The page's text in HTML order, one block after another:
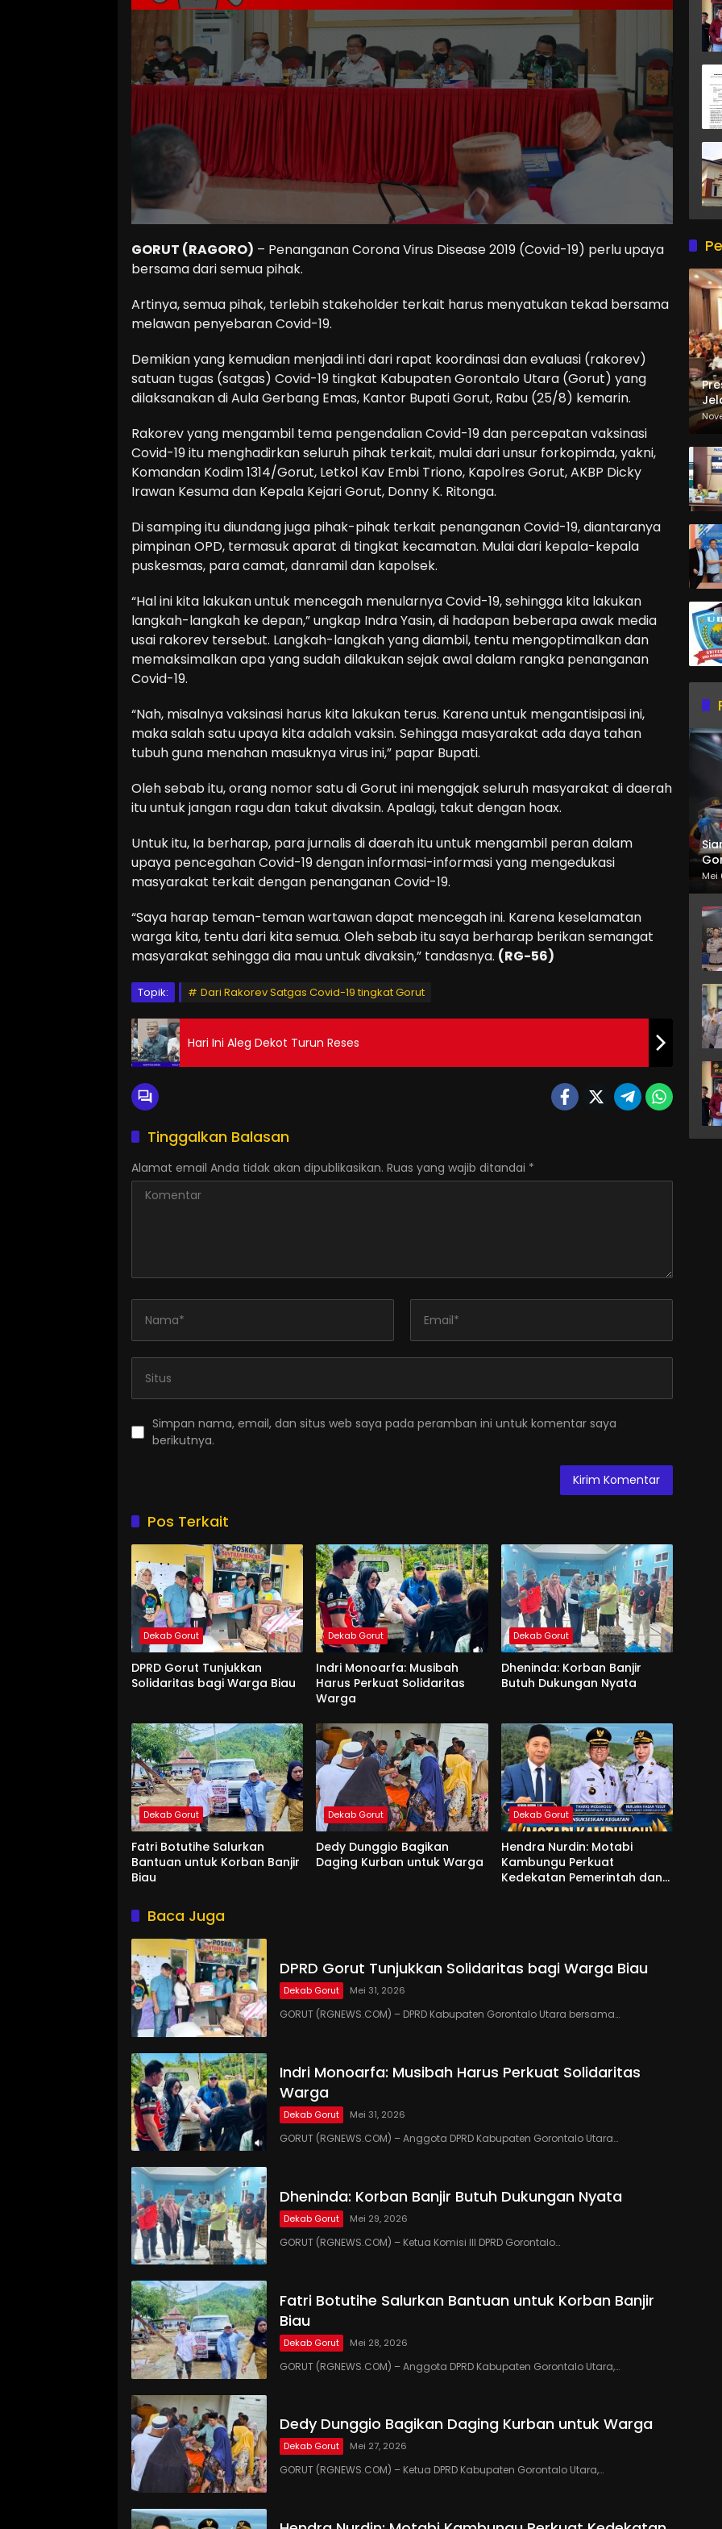
GORUT (RAGORO) – Penanganan Corona Virus Disease 2019 (Covid-19) perlu upaya
bersama dari semua pihak.
Artinya, semua pihak, terlebih stakeholder terkait harus menyatukan tekad bersama
melawan penyebaran Covid-19.
Demikian yang kemudian menjadi inti dari rapat koordinasi dan evaluasi (rakorev)
satuan tugas (satgas) Covid-19 tingkat Kabupaten Gorontalo Utara (Gorut) yang
dilaksanakan di Aula Gerbang Emas, Kantor Bupati Gorut, Rabu (25/8) kemarin.
Rakorev yang mengambil tema pengendalian Covid-19 dan percepatan vaksinasi
Covid-19 itu menghadirkan seluruh pihak terkait, mulai dari unsur forkopimda, yakni,
Komandan Kodim 1314/Gorut, Letkol Kav Embi Triono, Kapolres Gorut, AKBP Dicky
Irawan Kesuma dan Kepala Kejari Gorut, Donny K. Ritonga.
Di samping itu diundang juga pihak-pihak terkait penanganan Covid-19, diantaranya
pimpinan OPD, termasuk aparat di tingkat kecamatan. Mulai dari kepala-kepala
puskesmas, para camat, danramil dan kapolsek.
“Hal ini kita lakukan untuk mencegah menularnya Covid-19, sehingga kita lakukan
langkah-langkah ke depan,” ungkap Indra Yasin, di hadapan beberapa awak media
usai rakorev tersebut. Langkah-langkah yang diambil, tentu mengoptimalkan dan
memaksimalkan apa yang sudah dilakukan sejak awal dalam rangka penanganan
Covid-19.
“Nah, misalnya vaksinasi harus kita lakukan terus. Karena untuk mengantisipasi ini,
maka salah satu upaya kita adalah vaksin. Sehingga masyarakat ada daya tahan
tubuh guna menahan masuknya virus ini,” papar Bupati.
Oleh sebab itu, orang nomor satu di Gorut ini mengajak seluruh masyarakat di daerah
itu untuk jangan ragu dan takut divaksin. Apalagi, takut dengan hoax.
Untuk itu, Ia berharap, para jurnalis di daerah itu untuk mengambil peran dalam
upaya pencegahan Covid-19 dengan informasi-informasi yang mengedukasi
masyarakat terkait dengan penanganan Covid-19.
“Saya harap teman-teman wartawan dapat mencegah ini. Karena keselamatan
warga kita, tentu dari kita semua. Oleh sebab itu saya berharap berikan semangat
masyarakat sehingga dia mau untuk divaksin,” tandasnya. (RG-56)
Topik: Dari Rakorev Satgas Covid-19 tingkat Gorut
Hari Ini Aleg Dekot Turun Reses
Tinggalkan Balasan
Alamat email Anda tidak akan dipublikasikan. Ruas yang wajib ditandai *
Simpan nama, email, dan situs web saya pada peramban ini untuk komentar saya
berikutnya.
Pos Terkait
Dekab Gorut
DPRD Gorut Tunjukkan
Solidaritas bagi Warga Biau
Dekab Gorut
Indri Monoarfa: Musibah
Harus Perkuat Solidaritas
Warga
Dekab Gorut
Dheninda: Korban Banjir
Butuh Dukungan Nyata
Dekab Gorut
Fatri Botutihe Salurkan
Bantuan untuk Korban Banjir
Biau
Dekab Gorut
Dedy Dunggio Bagikan
Daging Kurban untuk Warga
Dekab Gorut
Hendra Nurdin: Motabi
Kambungu Perkuat
Kedekatan Pemerintah dan
Baca Juga
DPRD Gorut Tunjukkan Solidaritas bagi Warga Biau
Dekab Gorut Mei 31, 2026
GORUT (RGNEWS.COM) – DPRD Kabupaten Gorontalo Utara bersama…
Indri Monoarfa: Musibah Harus Perkuat Solidaritas
Warga
Dekab Gorut Mei 31, 2026
GORUT (RGNEWS.COM) – Anggota DPRD Kabupaten Gorontalo Utara…
Dheninda: Korban Banjir Butuh Dukungan Nyata
Dekab Gorut Mei 29, 2026
GORUT (RGNEWS.COM) – Ketua Komisi III DPRD Gorontalo…
Fatri Botutihe Salurkan Bantuan untuk Korban Banjir
Biau
Dekab Gorut Mei 28, 2026
GORUT (RGNEWS.COM) – Anggota DPRD Kabupaten Gorontalo Utara,…
Dedy Dunggio Bagikan Daging Kurban untuk Warga
Dekab Gorut Mei 27, 2026
GORUT (RGNEWS.COM) – Ketua DPRD Kabupaten Gorontalo Utara,…
Mei